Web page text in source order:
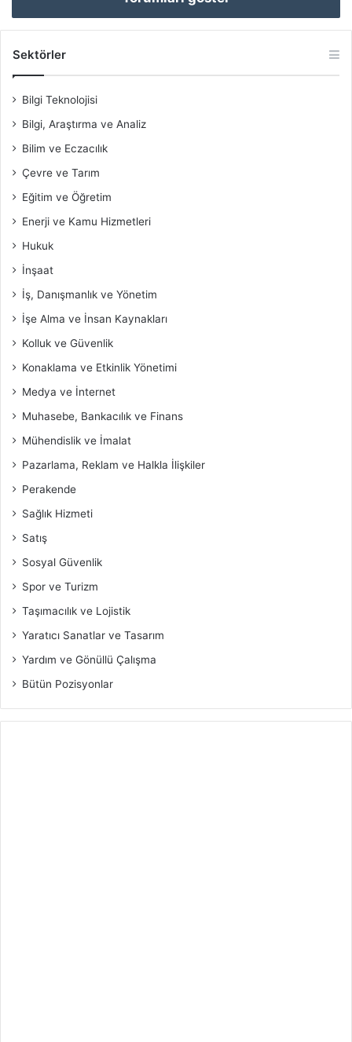
Sektörler
Bilgi Teknolojisi
Bilgi, Araştırma ve Analiz
Bilim ve Eczacılık
Çevre ve Tarım
Eğitim ve Öğretim
Enerji ve Kamu Hizmetleri
Hukuk
İnşaat
İş, Danışmanlık ve Yönetim
İşe Alma ve İnsan Kaynakları
Kolluk ve Güvenlik
Konaklama ve Etkinlik Yönetimi
Medya ve İnternet
Muhasebe, Bankacılık ve Finans
Mühendislik ve İmalat
Pazarlama, Reklam ve Halkla İlişkiler
Perakende
Sağlık Hizmeti
Satış
Sosyal Güvenlik
Spor ve Turizm
Taşımacılık ve Lojistik
Yaratıcı Sanatlar ve Tasarım
Yardım ve Gönüllü Çalışma
Bütün Pozisyonlar